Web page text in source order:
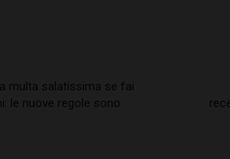
multa salatissima se fai
le nuove regole sono